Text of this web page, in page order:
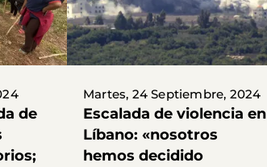
de
Martes, 24 Septiembre, 2024
Escalada de violencia en
Líbano: «nosotros
hemos decidido